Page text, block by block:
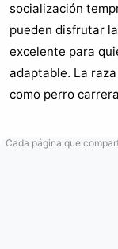
socialización
pueden disfrutar
excelente para
adaptable. La
como perro
Cada página que